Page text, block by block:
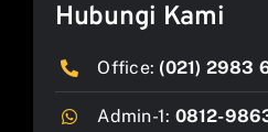
Hubungi Kami
Office: (021) 2983
Admin-1: 0812-